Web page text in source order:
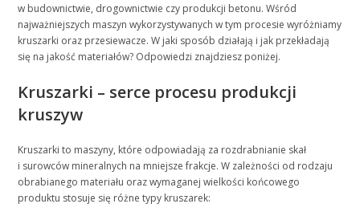
w budownictwie, drogownictwie czy produkcji betonu. Wśród
najważniejszych maszyn wykorzystywanych w tym procesie wyróżniamy
kruszarki oraz przesiewacze. W jaki sposób działają i jak przekładają
się na jakość materiałów? Odpowiedzi znajdziesz poniżej.
Kruszarki – serce procesu produkcji
kruszyw
Kruszarki to maszyny, które odpowiadają za rozdrabnianie skał
i surowców mineralnych na mniejsze frakcje. W zależności od rodzaju
obrabianego materiału oraz wymaganej wielkości końcowego
produktu stosuje się różne typy kruszarek: